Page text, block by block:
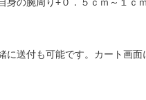
の腕周り+０．５ｃｍ～１ｃ
に送付も可能です。カート画